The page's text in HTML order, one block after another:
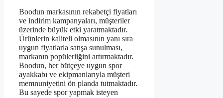
Boodun markasının rekabetçi fiyatları
ve indirim kampanyaları, müşteriler
üzerinde büyük etki yaratmaktadır.
Ürünlerin kaliteli olmasının yanı sıra
uygun fiyatlarla satışa sunulması,
markanın popülerliğini artırmaktadır.
Boodun, her bütçeye uygun spor
ayakkabı ve ekipmanlarıyla müşteri
memnuniyetini ön planda tutmaktadır.
Bu sayede spor yapmak isteyen